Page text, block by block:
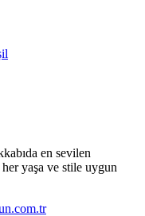
en sevilen
yaşa ve stile uygun